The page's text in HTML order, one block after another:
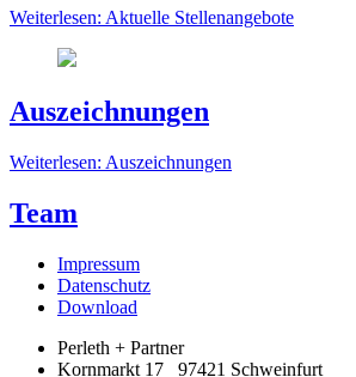
Weiterlesen: Aktuelle Stellenangebote
Auszeichnungen
Weiterlesen: Auszeichnungen
Team
Impressum
Datenschutz
Download
Perleth + Partner
Kornmarkt 17 97421 Schweinfurt